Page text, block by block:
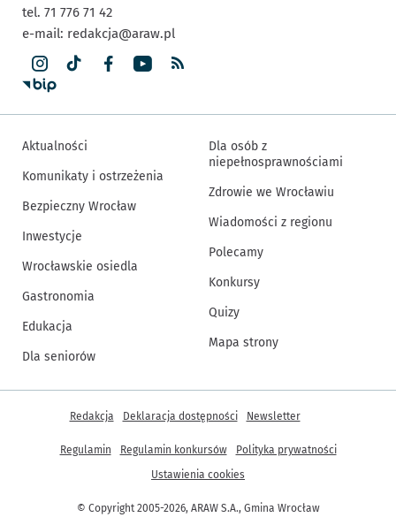
tel. 71 776 71 42
e-mail: redakcja@araw.pl
Aktualności
Komunikaty i ostrzeżenia
Bezpieczny Wrocław
Inwestycje
Wrocławskie osiedla
Gastronomia
Edukacja
Dla seniorów
Dla osób z
niepełnosprawnościami
Zdrowie we Wrocławiu
Wiadomości z regionu
Polecamy
Konkursy
Quizy
Mapa strony
© Copyright 2005-2026, ARAW S.A., Gmina Wrocław
Inne informacje
Redakcja Deklaracja dostępności Newsletter
Regulamin Regulamin konkursów
Polityka prywatności
Ustawienia cookies